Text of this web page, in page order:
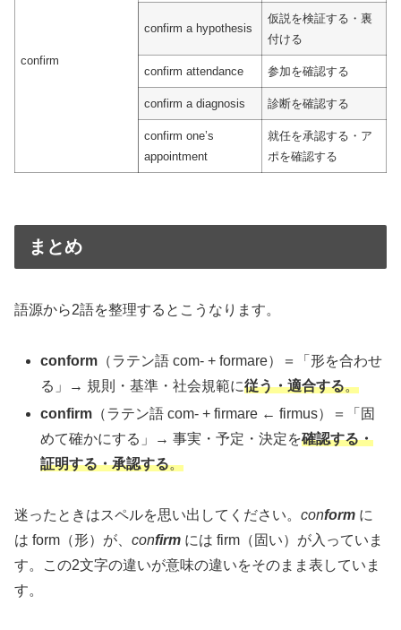
confirm
confirm a hypothesis
仮説を検証する・裏
付ける
confirm attendance 参加を確認する
confirm a diagnosis 診断を確認する
confirm one’s
appointment
就任を承認する・ア
ポを確認する
まとめ
語源から2語を整理するとこうなります。
conform （ラテン語 com- + formare）＝「形を合わせ
る」→ 規則・基準・社会規範に従う・適合する。
confirm （ラテン語 com- + firmare ← firmus）＝「固
めて確かにする」→ 事実・予定・決定を確認する・
証明する・承認する。
迷ったときはスペルを思い出してください。 conform に
は form（形）が、 confirm には firm（固い）が入っていま
す。この2文字の違いが意味の違いをそのまま表していま
す。